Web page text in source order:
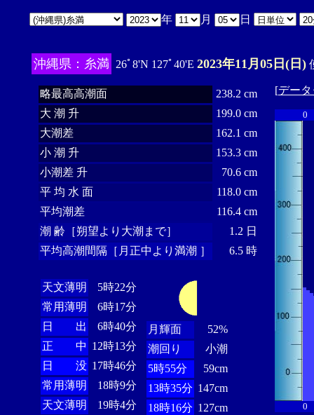
年 月 日
沖縄県：糸満 26ﾟ8'N 127ﾟ40'E 2023年11月05日(日)
略最高高潮面
238.2 cm
大 潮 升
199.0 cm
大潮差
162.1 cm
小 潮 升
153.3 cm
小潮差 升
70.6 cm
平 均 水 面
118.0 cm
平均潮差
116.4 cm
潮 齢［朔望より大潮まで］
1.2 日
平均高潮間隔［月正中より満潮 ］
6.5 時
天文薄明
5時22分
常用薄明
6時17分
日 出
6時40分
正 中 12時13分
日 没 17時46分
常用薄明
18時9分
天文薄明
19時4分
月輝面
52%
潮回り
小潮
5時55分
59cm
13時35分 147cm
18時16分 127cm
[デー
0
0